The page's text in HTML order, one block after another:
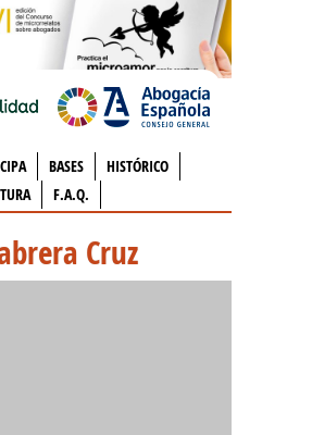
BASES
HISTÓRICO
F.A.Q.
Cruz